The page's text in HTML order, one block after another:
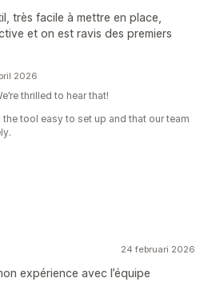
très facile à mettre en place,
et on est ravis des premiers
2026
thrilled to hear that!
the tool easy to set up and that our team
24 februari 2026
expérience avec l’équipe